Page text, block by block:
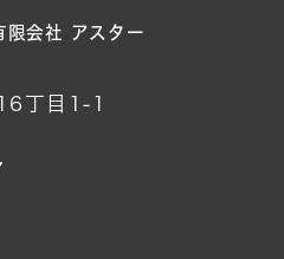
限会社 アスター
丁目1-1